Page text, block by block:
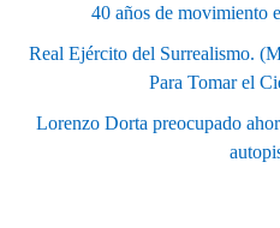
40 años de movimiento
Real Ejército del Surrealismo.
Para Tomar el
Lorenzo Dorta preocupado